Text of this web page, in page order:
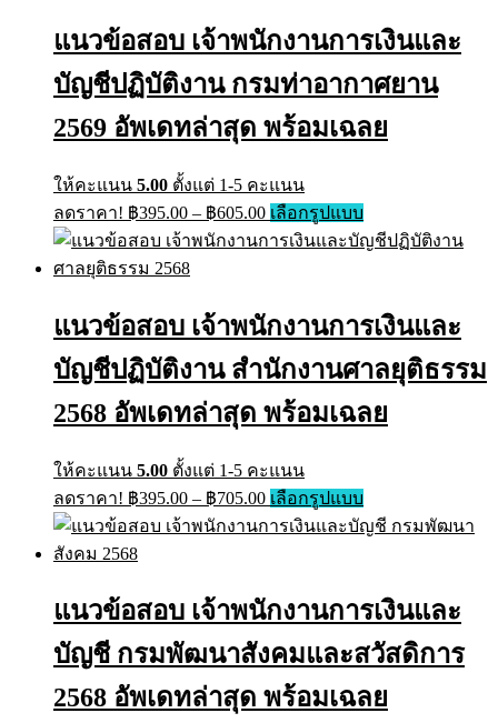
options
be
chosen
on
the
แนวข้อสอบ เจ้าพนักงานการเงินและ
บัญชีปฏิบัติงาน กรมท่าอากาศยาน
2569 อัพเดทล่าสุด พร้อมเฉลย
ให้คะแนน 5.00 ตั้งแต่ 1-5 คะแนน
ลดราคา! ฿395.00 – ฿605.00Price
range:
฿395.00
เลือกรูปแบบThis
product
has
options
be
chosen
on
the
แนวข้อสอบ เจ้าพนักงานการเงินและ
บัญชีปฏิบัติงาน สำนักงานศาลยุติธรรม
2568 อัพเดทล่าสุด พร้อมเฉลย
ให้คะแนน 5.00 ตั้งแต่ 1-5 คะแนน
ลดราคา! ฿395.00 – ฿705.00Price
range:
฿395.00
เลือกรูปแบบThis
product
has
The
options
be
chosen
on
the
แนวข้อสอบ เจ้าพนักงานการเงินและ
บัญชี กรมพัฒนาสังคมและสวัสดิการ
2568 อัพเดทล่าสุด พร้อมเฉลย